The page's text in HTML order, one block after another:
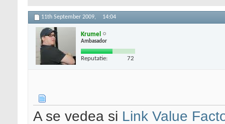
11th September 2009, 14:04
Krumel
Ambasador
Reputatie: 72
A se vedea si Link Value